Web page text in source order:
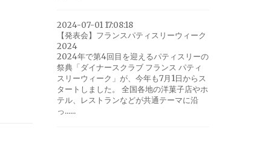
2024-07-01 17:08:18
【発表会】フランスパティスリーウィーク
2024
2024年で第4回目を迎えるパティスリーの
祭典「ダイナースクラブ フランス パティ
スリーウィーク」が、今年も7月1日からス
タートしました。 全国各地の洋菓子店やホ
テル、レストランなどが共通テーマに沿
っ......